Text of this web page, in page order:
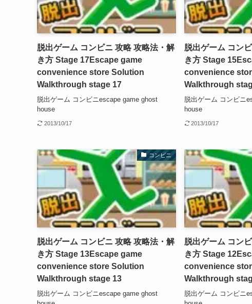
脱出ゲーム コンビニ 攻略 攻略法・解
き方 Stage 17Escape game
convenience store Solution
Walkthrough stage 17
脱出ゲーム コンビニescape game ghost
house
2013/10/17
脱出ゲーム コン
き方 Stage 15
convenience
Walkthrough
脱出ゲーム コンビニ
house
2013/10/17
コンビニ
脱出ゲーム コンビニ 攻略 攻略法・解
き方 Stage 13Escape game
convenience store Solution
Walkthrough stage 13
脱出ゲーム コンビニescape game ghost
脱出ゲーム コン
き方 Stage 12
convenience
Walkthrough
脱出ゲーム コンビニ